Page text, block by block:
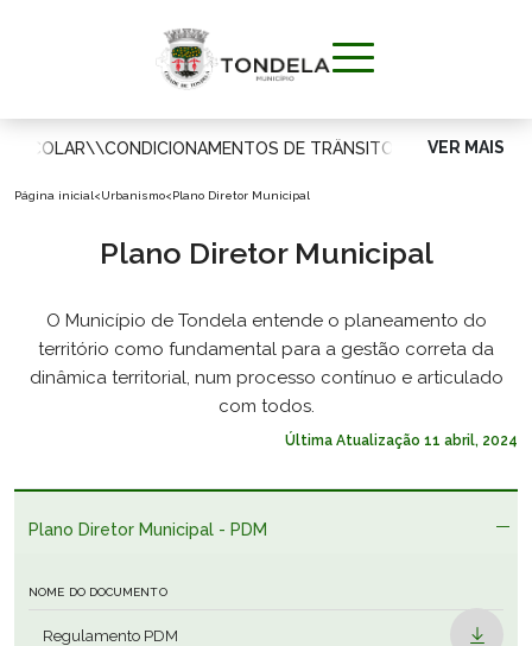
MUNICÍPIO
VIVER
APOIAR O
CIDADÃO
INVESTIR
ESCOLAR\\CONDICIONAMENTOS DE TRÂNSITO VER MAIS
Página inicial<Urbanismo<Plano Diretor Municipal
Plano Diretor Municipal
O Município de Tondela entende o planeamento do
território como fundamental para a gestão correta da
dinâmica territorial, num processo contínuo e articulado
com todos.
Última Atualização 11 abril, 2024
Plano Diretor Municipal - PDM
NOME DO DOCUMENTO
Regulamento PDM